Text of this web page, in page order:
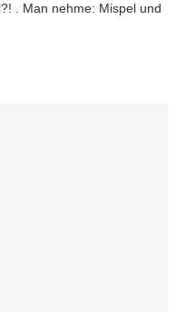
. Man nehme: Mispel und